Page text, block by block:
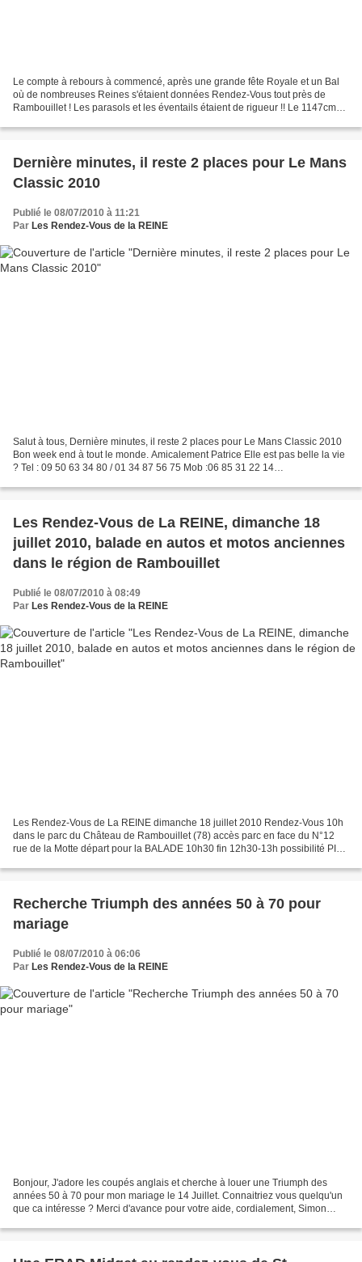
Le compte à rebours à commencé, après une grande fête Royale et un Bal
où de nombreuses Reines s'étaient données Rendez-Vous tout près de
Rambouillet ! Les parasols et les éventails étaient de rigueur !! Le 1147cm3
Dernière minutes, il reste 2 places pour Le Mans
Classic 2010
Publié le 08/07/2010 à 11:21
Par Les Rendez-Vous de la REINE
Salut à tous, Dernière minutes, il reste 2 places pour Le Mans Classic 2010
Bon week end à tout le monde. Amicalement Patrice Elle est pas belle la vie
? Tel : 09 50 63 34 80 / 01 34 87 56 75 Mob :06 85 31 22 14
Les Rendez-Vous de La REINE, dimanche 18
juillet 2010, balade en autos et motos anciennes
dans le région de Rambouillet
Publié le 08/07/2010 à 08:49
Par Les Rendez-Vous de la REINE
Les Rendez-Vous de La REINE dimanche 18 juillet 2010 Rendez-Vous 10h
dans le parc du Château de Rambouillet (78) accès parc en face du N°12
rue de la Motte départ pour la BALADE 10h30 fin 12h30-13h possibilité PIC
Recherche Triumph des années 50 à 70 pour
mariage
Publié le 08/07/2010 à 06:06
Par Les Rendez-Vous de la REINE
Bonjour, J'adore les coupés anglais et cherche à louer une Triumph des
années 50 à 70 pour mon mariage le 14 Juillet. Connaitriez vous quelqu'un
que ca intéresse ? Merci d'avance pour votre aide, cordialement, Simon